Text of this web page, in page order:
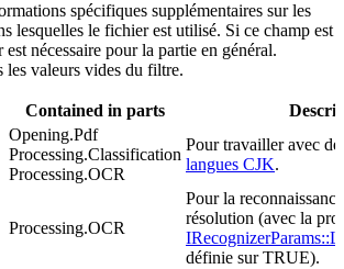
spécifiques supplémentaires sur les
lesquelles le fichier est utilisé. Si ce champ est
nécessaire pour la partie en général.
les valeurs vides du filtre.
Contained in parts
Opening.Pdf
Processing.Classification
Processing.OCR
Pour travailler avec
langues CJK.
Processing.OCR
Pour la
résolution (avec la
définie sur TRUE).